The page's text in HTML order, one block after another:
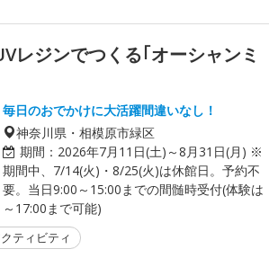
レジンでつくる｢オーシャンミ
毎日のおでかけに大活躍間違いなし！
神奈川県・相模原市緑区
期間： 2026年7月11日(土)～8月31日(月) ※
期間中、7/14(火)・8/25(火)は休館日。予約不
要。当日9:00～15:00までの間髄時受付(体験は
～17:00まで可能)
ティビティ